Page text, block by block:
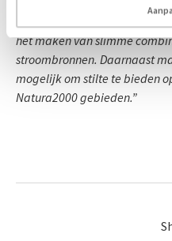
het maken van slimme
stroombronnen. Daarnaast
mogelijk om stilte te bieden
Natura2000 gebieden.”